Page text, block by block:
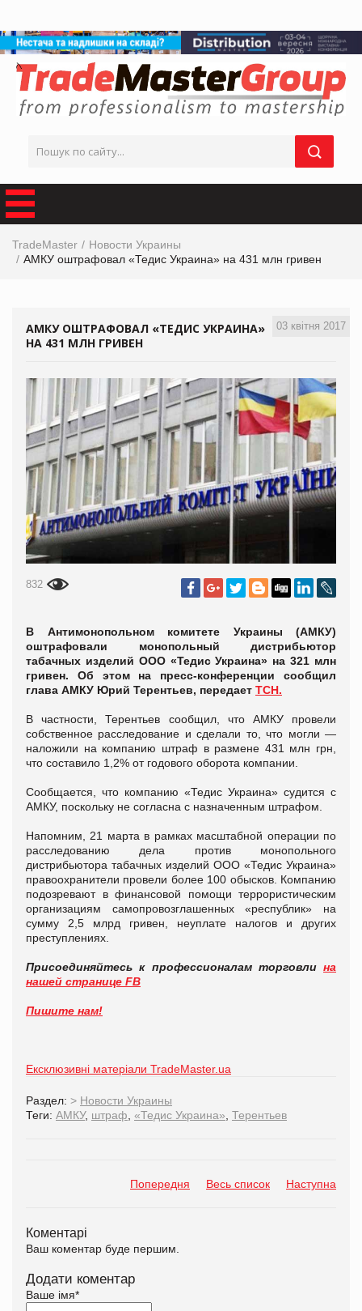
TradeMaster
Новости Украины
АМКУ оштрафовал «Тедис Украина» на 431 млн гривен
03 квітня 2017
АМКУ ОШТРАФОВАЛ «ТЕДИС УКРАИНА»
НА 431 МЛН ГРИВЕН
832
В Антимонопольном комитете Украины (АМКУ)
оштрафовали монопольный дистрибьютор
табачных изделий ООО «Тедис Украина» на 321 млн
гривен. Об этом на пресс-конференции сообщил
глава АМКУ Юрий Терентьев, передает ТСН.
В частности, Терентьев сообщил, что АМКУ провели
собственное расследование и сделали то, что могли —
наложили на компанию штраф в размене 431 млн грн,
что составило 1,2% от годового оборота компании.
Сообщается, что компанию «Тедис Украина» судится с
АМКУ, поскольку не согласна с назначенным штрафом.
Напомним, 21 марта в рамках масштабной операции по
расследованию дела против монопольного
дистрибьютора табачных изделий ООО «Тедис Украина»
правоохранители провели более 100 обысков. Компанию
подозревают в финансовой помощи террористическим
организациям самопровозглашенных «республик» на
сумму 2,5 млрд гривен, неуплате налогов и других
преступлениях.
Присоединяйтесь к профессионалам торговли на
нашей странице FB
Пишите нам!
Ексклюзивні матеріали TradeMaster.ua
Раздел: > Новости Украины
Теги: АМКУ, штраф «Тедис Украина» Терентьев
Попередня Весь список Наступна
Коментарі
Ваш коментар буде першим.
Додати коментар
Ваше імя*